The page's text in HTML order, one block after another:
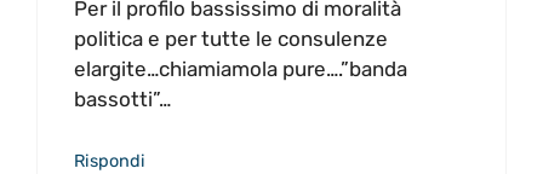
Per il profilo bassissimo di moralità
politica e per tutte le consulenze
elargite…chiamiamola pure….”banda
bassotti”…
Rispondi